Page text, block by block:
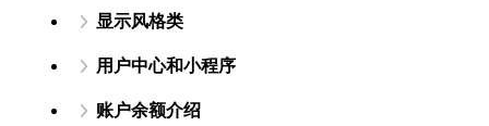
显示风格类
用户中心和小程序
账户余额介绍